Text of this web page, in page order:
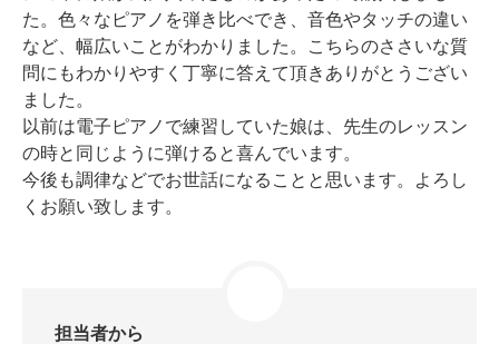
調律
修理
タッチ・音色の調整
た。色々なピアノを弾き比べでき、音色やタッチの違い
など、幅広いことがわかりました。こちらのささいな質
問にもわかりやすく丁寧に答えて頂きありがとうござい
ました。
以前は電子ピアノで練習していた娘は、先生のレッスン
の時と同じように弾けると喜んでいます。
今後も調律などでお世話になることと思います。よろし
くお願い致します。
担当者から